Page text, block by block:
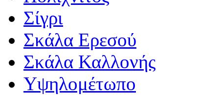
Σίγρι
Σκάλα Ερεσού
Σκάλα Καλλονής
Υψηλομέτωπο